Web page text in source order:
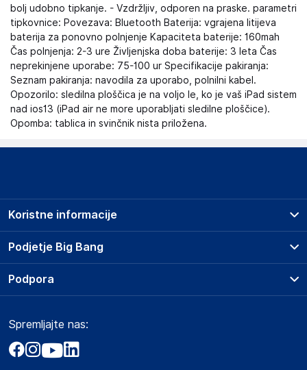
bolj udobno tipkanje. - Vzdržljiv, odporen na praske. parametri
tipkovnice: Povezava: Bluetooth Baterija: vgrajena litijeva
baterija za ponovno polnjenje Kapaciteta baterije: 160mah
Čas polnjenja: 2-3 ure Življenjska doba baterije: 3 leta Čas
neprekinjene uporabe: 75-100 ur Specifikacije pakiranja:
Seznam pakiranja: navodila za uporabo, polnilni kabel.
Opozorilo: sledilna ploščica je na voljo le, ko je vaš iPad sistem
nad ios13 (iPad air ne more uporabljati sledilne ploščice).
Opomba: tablica in svinčnik nista priložena.
Podjetje Big Bang
O podjetju
Obvestila za javnost
Akt o digitalnih storitvah
Koristne informacije
Prodajna mesta
Storitve
Dostava, vnos in odvoz
Zavarovanje izdelkov
Podpora
Marketplace
Kako oddati naročilo?
Spremljajte nas: